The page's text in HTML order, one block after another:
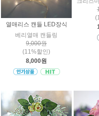
열매리스 캔들 LED장식
베리열매 캔들링
9,000원
(11%할인)
8,000원